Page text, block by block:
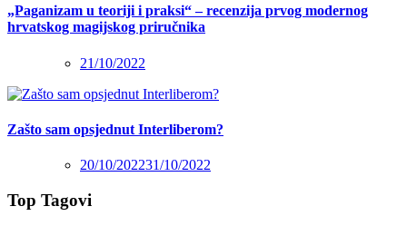
„Paganizam u teoriji i praksi“ – recenzija prvog modernog
hrvatskog magijskog priručnika
21/10/2022
Zašto sam opsjednut Interliberom?
20/10/202231/10/2022
Top Tagovi